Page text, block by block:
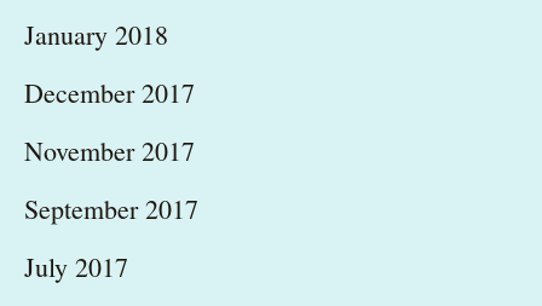
January 2018
December 2017
November 2017
September 2017
July 2017